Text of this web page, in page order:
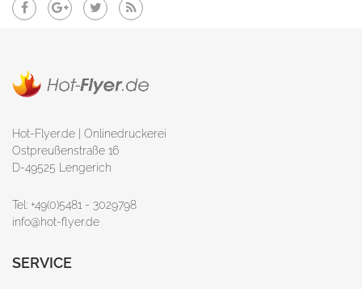
Hot-Flyer.de | Onlinedruckerei
Ostpreußenstraße 16
D-49525 Lengerich
Tel: +49(0)5481 - 3029798
info@hot-flyer.de
SERVICE